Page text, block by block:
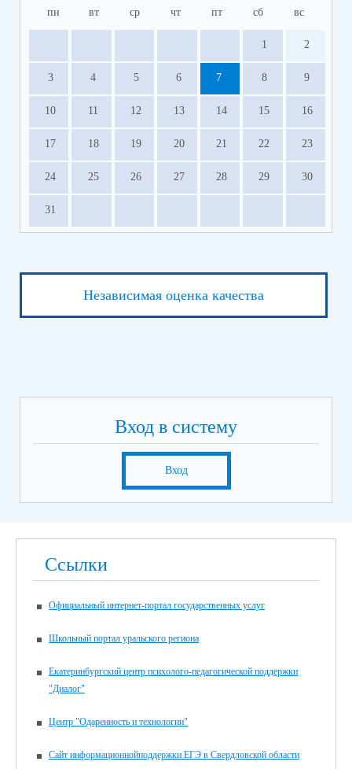
пн вт ср чт пт сб вс
1 2
3 4 5 6 7 8 9
10 11 12 13 14 15 16
17 18 19 20 21 22 23
24 25 26 27 28 29 30
31
Независимая оценка качества
Вход в систему
Вход
Ссылки
Официальный интернет-портал государственных услуг
Школьный портал уральского региона
Екатеринбургский центр психолого-педагогической поддержки
"Диалог"
Центр "Одаренность и технологии"
Сайт информационнойподдержки ЕГЭ в Свердловской области